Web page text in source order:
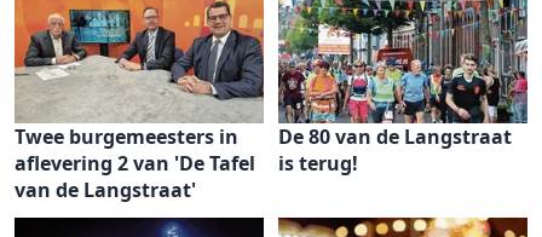
Twee burgemeesters in
aflevering 2 van 'De Tafel
van de Langstraat'
De 80 van de Langstraat
is terug!